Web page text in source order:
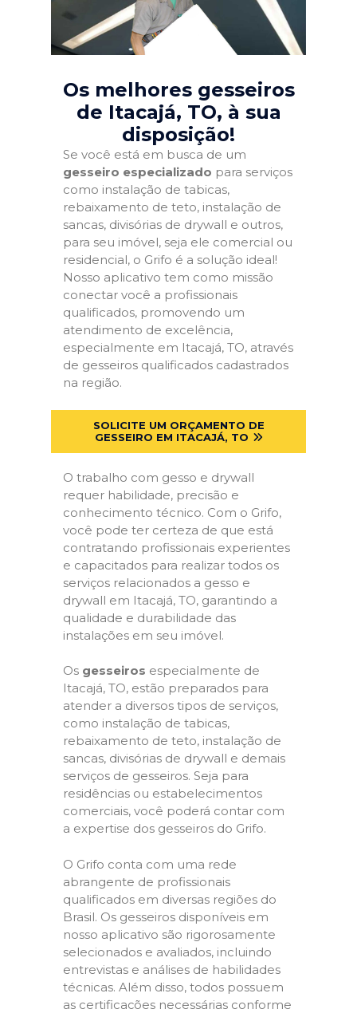
Os melhores gesseiros
de Itacajá, TO, à sua
disposição!
Se você está em busca de um
gesseiro especializado para serviços
como instalação de tabicas,
rebaixamento de teto, instalação de
sancas, divisórias de drywall e outros,
para seu imóvel, seja ele comercial ou
residencial, o Grifo é a solução ideal!
Nosso aplicativo tem como missão
conectar você a profissionais
qualificados, promovendo um
atendimento de excelência,
especialmente em Itacajá, TO, através
de gesseiros qualificados cadastrados
na região.
SOLICITE UM ORÇAMENTO DE
GESSEIRO EM ITACAJÁ, TO
O trabalho com gesso e drywall
requer habilidade, precisão e
conhecimento técnico. Com o Grifo,
você pode ter certeza de que está
contratando profissionais experientes
e capacitados para realizar todos os
serviços relacionados a gesso e
drywall em Itacajá, TO, garantindo a
qualidade e durabilidade das
instalações em seu imóvel.
Os gesseiros especialmente de
Itacajá, TO, estão preparados para
atender a diversos tipos de serviços,
como instalação de tabicas,
rebaixamento de teto, instalação de
sancas, divisórias de drywall e demais
serviços de gesseiros. Seja para
residências ou estabelecimentos
comerciais, você poderá contar com
a expertise dos gesseiros do Grifo.
O Grifo conta com uma rede
abrangente de profissionais
qualificados em diversas regiões do
Brasil. Os gesseiros disponíveis em
nosso aplicativo são rigorosamente
selecionados e avaliados, incluindo
entrevistas e análises de habilidades
técnicas. Além disso, todos possuem
as certificações necessárias conforme